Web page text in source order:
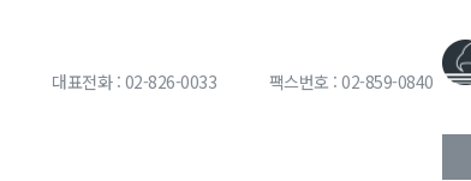
대표전화 : 02-826-0033 팩스번호 : 02-859-0840